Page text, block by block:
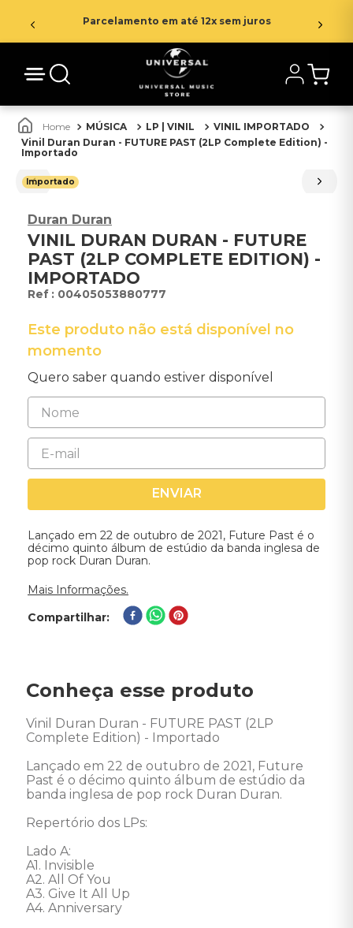
Parcelamento em até 12x sem juros
MÚSICA LP | VINIL
VINIL IMPORTADO
Vinil Duran Duran - FUTURE PAST (2LP Complete Edition) -
Importado
Importado
Duran Duran
VINIL DURAN DURAN - FUTURE
PAST (2LP COMPLETE EDITION) -
IMPORTADO
: 00405053880777
Este produto não está disponível no
momento
Quero saber quando estiver disponível
ENVIAR
Lançado em 22 de outubro de 2021, Future Past é o
décimo quinto álbum de estúdio da banda inglesa de
pop rock Duran Duran.
Mais Informações.
Compartilhar
Conheça esse produto
Vinil Duran Duran - FUTURE PAST (2LP
Complete Edition) - Importado
Lançado em 22 de outubro de 2021, Future
Past é o décimo quinto álbum de estúdio da
banda inglesa de pop rock Duran Duran.
Repertório dos LPs:
Lado A:
A1. Invisible
A2. All Of You
A3. Give It All Up
A4. Anniversary